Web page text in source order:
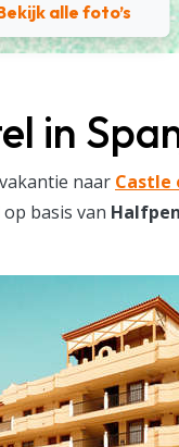
alle foto’s
in
vakantie naar Castle
basis van